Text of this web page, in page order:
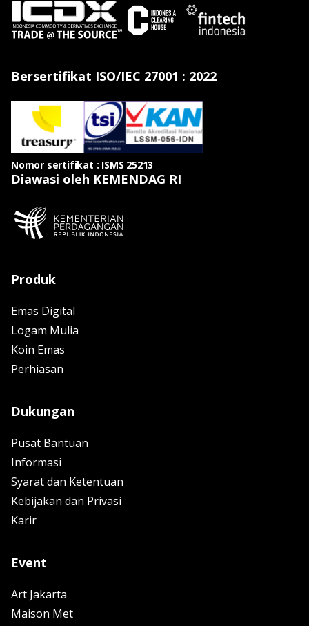
Bersertifikat ISO/IEC 27001 : 2022
Nomor sertifikat : ISMS 25213
Diawasi oleh KEMENDAG RI
Produk
Emas Digital
Logam Mulia
Koin Emas
Perhiasan
Dukungan
Pusat Bantuan
Informasi
Syarat dan Ketentuan
Kebijakan dan Privasi
Karir
Event
Art Jakarta
Maison Met